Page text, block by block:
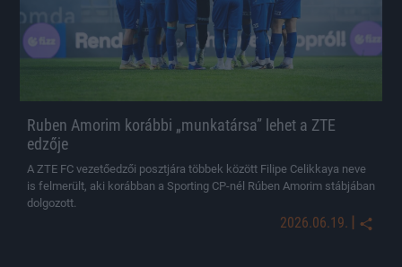
Ruben Amorim korábbi „munkatársa” lehet a ZTE
edzője
A ZTE FC vezetőedzői posztjára többek között Filipe Celikkaya neve
is felmerült, aki korábban a Sporting CP-nél Rúben Amorim stábjában
dolgozott.
2026.06.19. |